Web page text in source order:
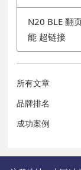
N20 BLE 翻
能 超链接
所有文章
品牌排名
成功案例